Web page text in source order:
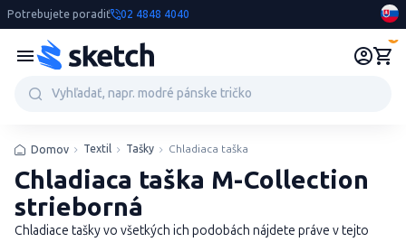
Potrebujete poradiť 02 4848 4040
Domov Textil Tašky Chladiaca taška
Chladiaca taška M-Collection
strieborná
Chladiace tašky vo všetkých ich podobách nájdete práve v tejto